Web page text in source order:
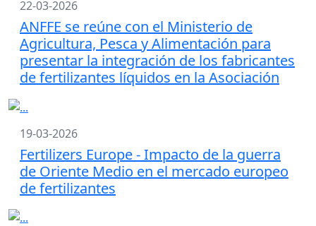
22-03-2026
ANFFE se reúne con el Ministerio de
Agricultura, Pesca y Alimentación para
presentar la integración de los fabricantes
de fertilizantes líquidos en la Asociación
19-03-2026
Fertilizers Europe - Impacto de la guerra
de Oriente Medio en el mercado europeo
de fertilizantes